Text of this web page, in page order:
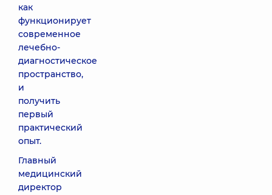
как
функционирует
современное
лечебно-
диагностическое
пространство,
и
получить
первый
практический
опыт.
Главный
медицинский
директор